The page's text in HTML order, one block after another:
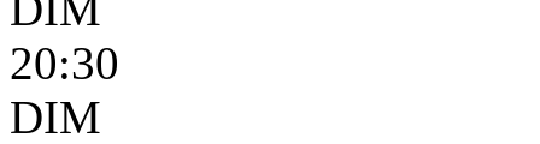
20:30
DIM